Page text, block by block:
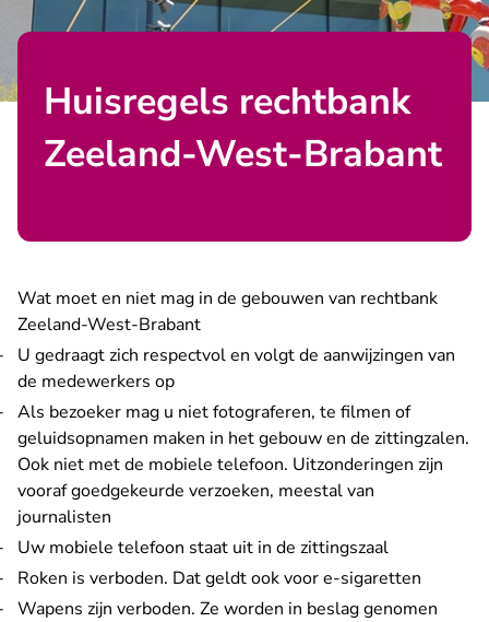
Huisregels rechtbank
Zeeland-West-Brabant
Wat moet en niet mag in de gebouwen van rechtbank
Zeeland-West-Brabant
U gedraagt zich respectvol en volgt de aanwijzingen van
de medewerkers op
Als bezoeker mag u niet fotograferen, te filmen of
geluidsopnamen maken in het gebouw en de zittingzalen.
Ook niet met de mobiele telefoon. Uitzonderingen zijn
vooraf goedgekeurde verzoeken, meestal van
journalisten
Uw mobiele telefoon staat uit in de zittingszaal
Roken is verboden. Dat geldt ook voor e-sigaretten
Wapens zijn verboden. Ze worden in beslag genomen